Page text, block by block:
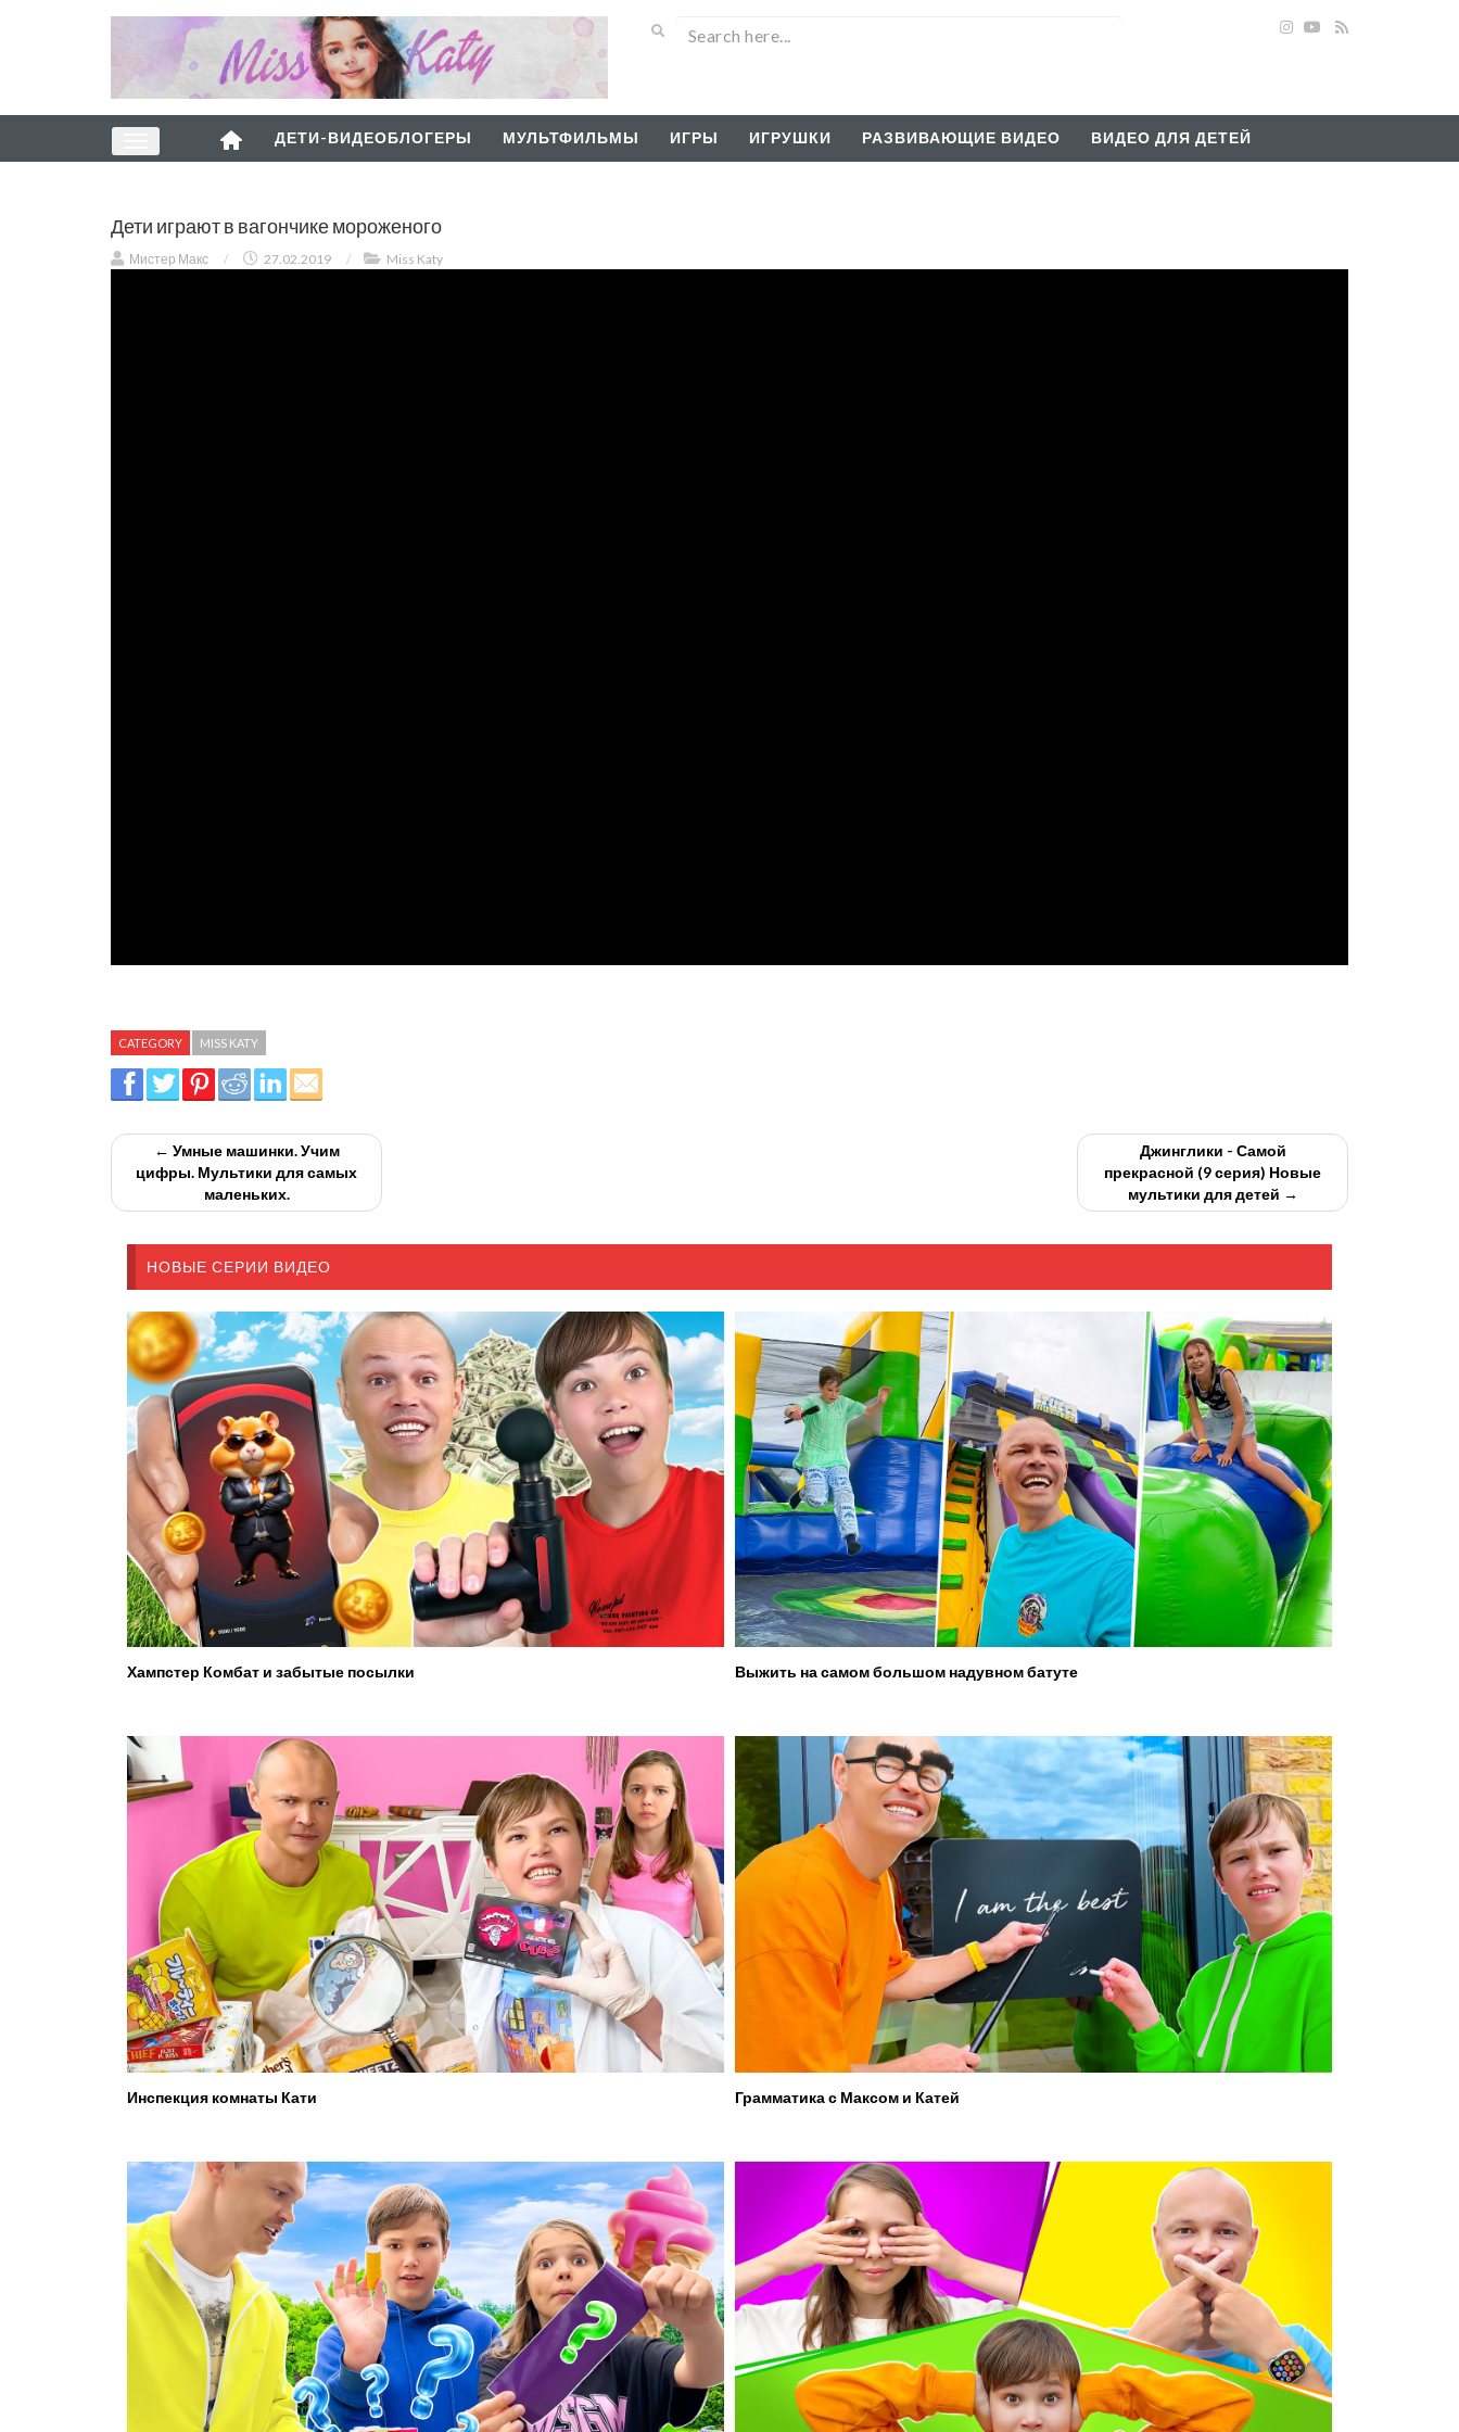
ДЕТИ-ВИДЕОБЛОГЕРЫ МУЛЬТФИЛЬМЫ ИГРЫ ИГРУШКИ РАЗВИВАЮЩИЕ ВИДЕО ВИДЕО ДЛЯ ДЕТЕЙ
Дети играют в вагончике мороженого
Мистер Макс / 27.02.2019 / Miss Katy
CATEGORY MISS KATY
← Умные машинки. Учим
цифры. Мультики для самых
маленьких.
Джинглики - Самой
прекрасной (9 серия) Новые
мультики для детей →
НОВЫЕ СЕРИИ ВИДЕО
Хампстер Комбат и забытые посылки Выжить на самом большом надувном батуте
Инспекция комнаты Кати Грамматика с Максом и Катей